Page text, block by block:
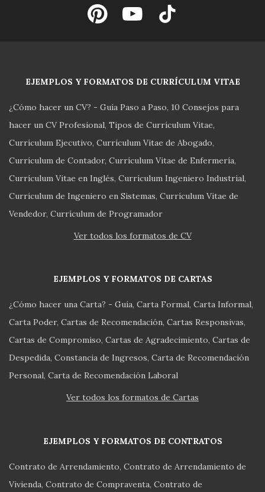
EJEMPLOS Y FORMATOS DE CURRÍCULUM VITAE
¿Cómo hacer un CV? - Guía Paso a Paso 10 Consejos para
hacer un CV Profesional Tipos de Currículum Vitae
Currículum Ejecutivo Currículum Vitae de Abogado
Currículum de Contador Currículum Vitae de Enfermería
Currículum Vitae en Inglés Currículum Ingeniero Industrial
Currículum de Ingeniero en Sistemas Currículum Vitae de
Vendedor Currículum de Programador
Ver todos los formatos de CV
EJEMPLOS Y FORMATOS DE CARTAS
¿Cómo hacer una Carta? - Guía Carta Formal Carta Informal
Carta Poder Cartas de Recomendación Cartas Responsivas
Cartas de Compromiso Cartas de Agradecimiento Cartas de
Despedida Constancia de Ingresos Carta de Recomendación
Personal Carta de Recomendación Laboral
Ver todos los formatos de Cartas
EJEMPLOS Y FORMATOS DE CONTRATOS
Contrato de Arrendamiento Contrato de Arrendamiento de
Vivienda Contrato de Compraventa Contrato de